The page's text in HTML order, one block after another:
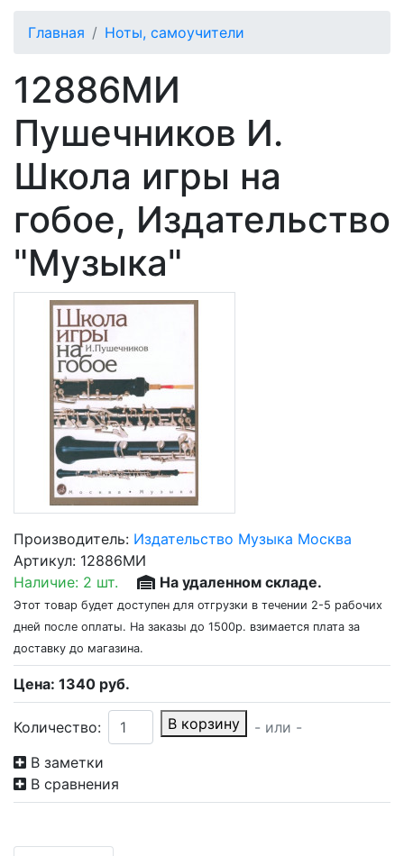
Главная Ноты, самоучители
12886МИ
Пушечников И.
Школа игры на
гобое, Издательство
"Музыка"
Производитель: Издательство Музыка Москва
Артикул: 12886МИ
Наличие: 2 шт. На удаленном складе.
Этот товар будет доступен для отгрузки в течении 2-5 рабочих
дней после оплаты. На заказы до 1500р. взимается плата за
доставку до магазина.
Цена: 1340 руб.
Количество: В корзину
- или -
В заметки
В сравнения